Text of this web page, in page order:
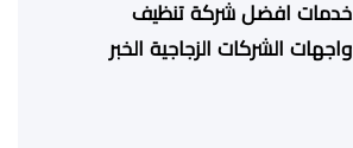
خدمات افضل شركة تنظيف
واجهات الشركات الزجاجية الخبر